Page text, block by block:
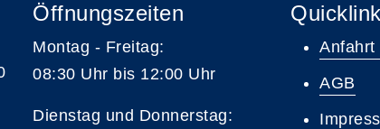
Öffnungszeiten
Montag - Freitag:
08:30 Uhr bis 12:00 Uhr
Dienstag und Donnerstag:
Anfahrt
AGB